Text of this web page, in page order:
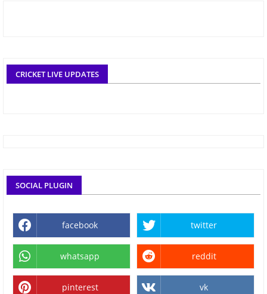
CRICKET LIVE UPDATES
SOCIAL PLUGIN
facebook twitter
whatsapp reddit
pinterest vk